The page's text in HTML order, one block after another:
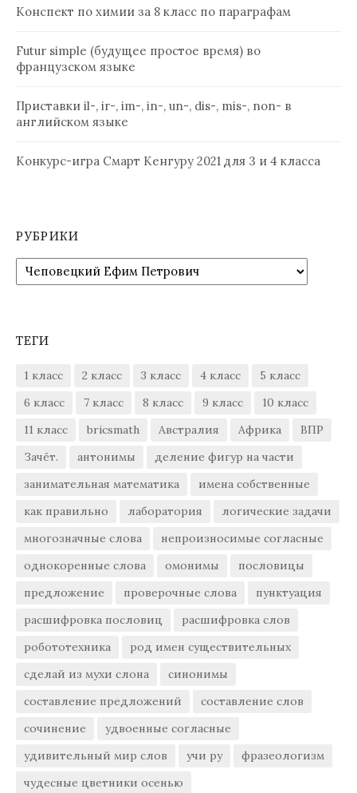
Конспект по химии за 8 класс по параграфам
Futur simple (будущее простое время) во
французском языке
Приставки il-, ir-, im-, in-, un-, dis-, mis-, non- в
английском языке
Конкурс-игра Смарт Кенгуру 2021 для 3 и 4 класса
РУБРИКИ
Рубрики
ТЕГИ
1 класс 2 класс 3 класс 4 класс
5 класс
6 класс
7 класс 8 класс 9 класс
10 класс
11 класс
bricsmath Австралия Африка
ВПР
Зачёт.
антонимы
деление фигур на части
занимательная математика
имена собственные
как правильно
лаборатория
логические задачи
многозначные слова
непроизносимые согласные
однокоренные слова
омонимы
пословицы
предложение
проверочные слова
пунктуация
расшифровка пословиц
расшифровка слов
робототехника
род имен существительных
сделай из мухи слона
синонимы
составление предложений
составление слов
сочинение
удвоенные согласные
удивительный мир слов
учи ру
фразеологизм
чудесные цветники осенью